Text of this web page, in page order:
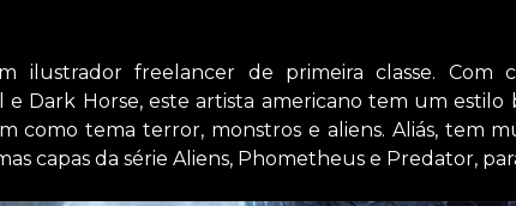
ilustrador freelancer de primeira classe. Com
e Dark Horse, este artista americano tem um estilo
como tema terror, monstros e aliens. Aliás, tem
capas da série Aliens, Phometheus e Predator,